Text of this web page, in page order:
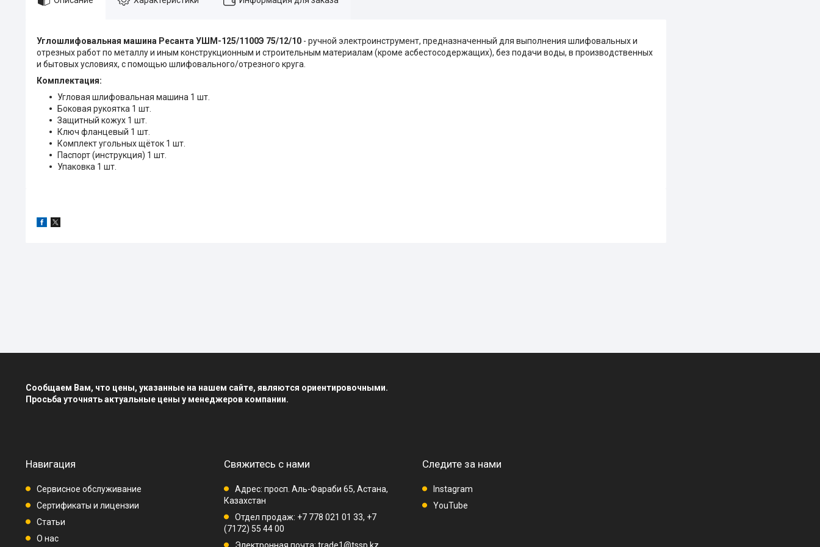
Углошлифовальная машина Ресанта УШМ-125/1100Э 75/12/10 - ручной электроинструмент, предназначенный для выполнения шлифовальных и
отрезных работ по металлу и иным конструкционным и строительным материалам (кроме асбестосодержащих), без подачи воды, в производственных
и бытовых условиях, с помощью шлифовального/отрезного круга.
Комплектация:
Угловая шлифовальная машина 1 шт.
Боковая рукоятка 1 шт.
Защитный кожух 1 шт.
Ключ фланцевый 1 шт.
Комплект угольных щёток 1 шт.
Паспорт (инструкция) 1 шт.
Упаковка 1 шт.
Сообщаем Вам, что цены, указанные на нашем сайте, являются ориентировочными.
Просьба уточнять актуальные цены у менеджеров компании.
Навигация
Сервисное обслуживание
Сертификаты и лицензии
Статьи
О нас
Свяжитесь с нами
Адрес: просп. Аль-Фараби 65, Астана,
Казахстан
Отдел продаж: +7 778 021 01 33, +7
(7172) 55 44 00
Электронная почта: trade1@tssp.kz,
Следите за нами
Instagram
YouTube